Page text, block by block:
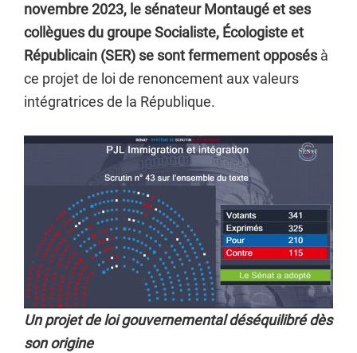
novembre 2023, le sénateur Montaugé et ses
collègues du groupe Socialiste, Écologiste et
Républicain (SER) se sont fermement opposés à
ce projet de loi de renoncement aux valeurs
intégratrices de la République.
Un projet de loi gouvernemental déséquilibré dès
son origine